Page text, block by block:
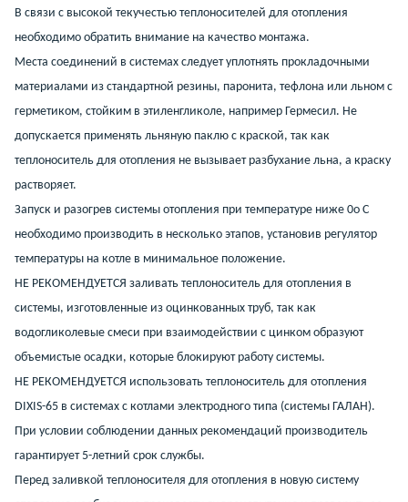
В связи с высокой текучестью теплоносителей для отопления
необходимо обратить внимание на качество монтажа.
Места соединений в системах следует уплотнять прокладочными
материалами из стандартной резины, паронита, тефлона или льном с
герметиком, стойким в этиленгликоле, например Гермесил. Не
допускается применять льняную паклю с краской, так как
теплоноситель для отопления не вызывает разбухание льна, а краску
растворяет.
Запуск и разогрев системы отопления при температуре ниже 0о С
необходимо производить в несколько этапов, установив регулятор
температуры на котле в минимальное положение.
НЕ РЕКОМЕНДУЕТСЯ заливать теплоноситель для отопления в
системы, изготовленные из оцинкованных труб, так как
водогликолевые смеси при взаимодействии с цинком образуют
объемистые осадки, которые блокируют работу системы.
НЕ РЕКОМЕНДУЕТСЯ использовать теплоноситель для отопления
DIXIS-65 в системах с котлами электродного типа (системы ГАЛАН).
При условии соблюдении данных рекомендаций производитель
гарантирует 5-летний срок службы.
Перед заливкой теплоносителя для отопления в новую систему